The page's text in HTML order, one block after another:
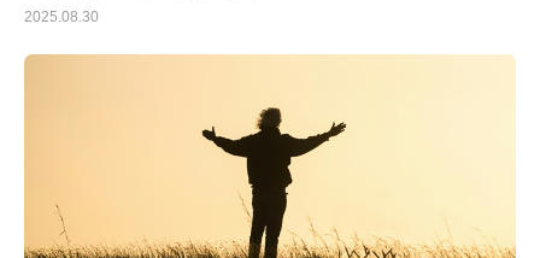
2025.08.30